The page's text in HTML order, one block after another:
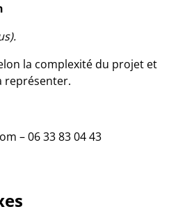
la complexité du projet et
représenter.
– 06 33 83 04 43